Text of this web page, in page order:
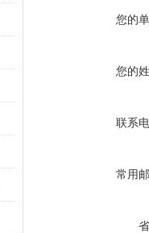
您的
您的
联系
常用